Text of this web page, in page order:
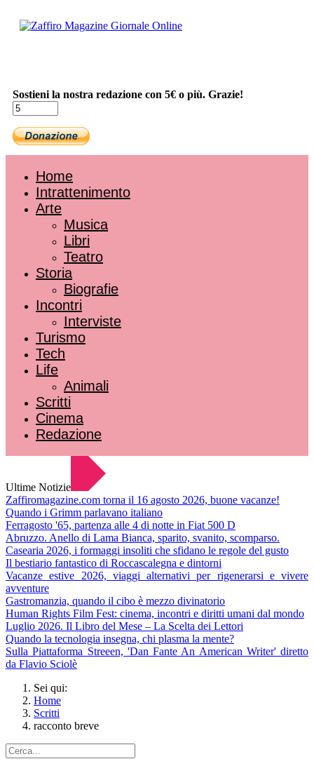
Sostieni la nostra redazione con 5€ o più. Grazie!
Home
Intrattenimento
Arte
Musica
Libri
Teatro
Storia
Biografie
Incontri
Interviste
Turismo
Tech
Life
Animali
Scritti
Cinema
Redazione
Ultime Notizie
Zaffiromagazine.com torna il 16 agosto 2026, buone vacanze!
Quando i Grimm parlavano italiano
Ferragosto '65, partenza alle 4 di notte in Fiat 500 D
Abruzzo. Anello di Lama Bianca, sparito, svanito, scomparso.
Casearia 2026, i formaggi insoliti che sfidano le regole del gusto
Il bestiario fantastico di Roccascalegna e dintorni
Vacanze estive 2026, viaggi alternativi per rigenerarsi e vivere
avventure
Gastromanzia, quando il cibo è mezzo divinatorio
Human Rights Film Fest: cinema, incontri e diritti umani dal mondo
Luglio 2026. Il Libro del Mese – La Scelta dei Lettori
Quando la tecnologia insegna, chi plasma la mente?
Sulla Piattaforma Streeen, 'Dan Fante An American Writer' diretto
da Flavio Sciolè
Sei qui:
Home
Scritti
racconto breve